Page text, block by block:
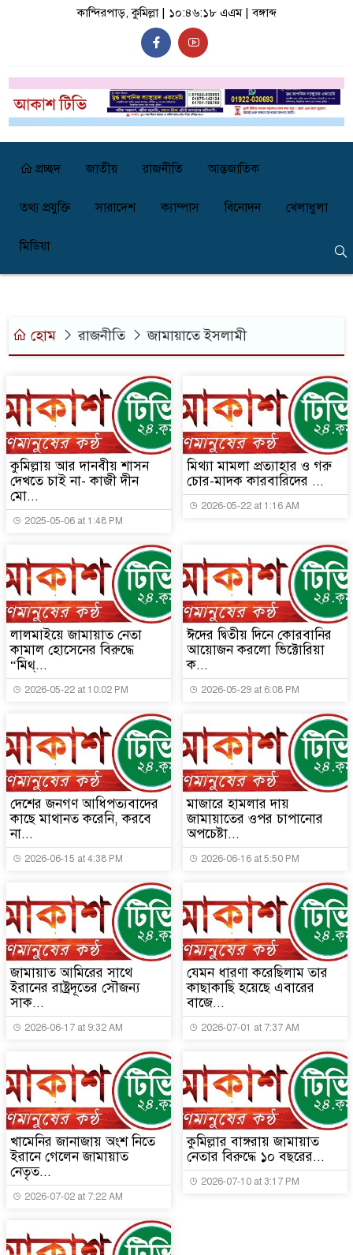
কান্দিরপাড়, কুমিল্লা | ১০:৪৬:১৮ এএম|বঙ্গাব্দ
প্রচ্ছদ জাতীয় রাজনীতি আন্তজাতিক
তথ্য প্রযুক্তি সারাদেশ ক্যাম্পাস বিনোদন খেলাধুলা
মিডিয়া
হোম রাজনীতি জামায়াতে ইসলামী
কুমিল্লায় আর দানবীয় শাসন
দেখতে চাই না- কাজী দীন
মো...
2025-05-06 at 1:48 PM
মিথ্যা মামলা প্রত্যাহার ও গরু
চোর-মাদক কারবারিদের ...
2026-05-22 at 1:16 AM
লালমাইয়ে জামায়াত নেতা
কামাল হোসেনের বিরুদ্ধে
“মিথ্...
2026-05-22 at 10:02 PM
ঈদের দ্বিতীয় দিনে কোরবানির
আয়োজন করলো ভিক্টোরিয়া
ক...
2026-05-29 at 6:08 PM
দেশের জনগণ আধিপত্যবাদের
কাছে মাথানত করেনি, করবে
না...
2026-06-15 at 4:38 PM
মাজারে হামলার দায়
জামায়াতের ওপর চাপানোর
অপচেষ্টা...
2026-06-16 at 5:50 PM
জামায়াত আমিরের সাথে
ইরানের রাষ্ট্রদূতের সৌজন্য
সাক...
2026-06-17 at 9:32 AM
যেমন ধারণা করেছিলাম তার
কাছাকাছি হয়েছে এবারের
বাজে...
2026-07-01 at 7:37 AM
খামেনির জানাজায় অংশ নিতে
ইরানে গেলেন জামায়াত
নেতৃত...
2026-07-02 at 7:22 AM
কুমিল্লার বাঙ্গরায় জামায়াত
নেতার বিরুদ্ধে ১০ বছরের...
2026-07-10 at 3:17 PM